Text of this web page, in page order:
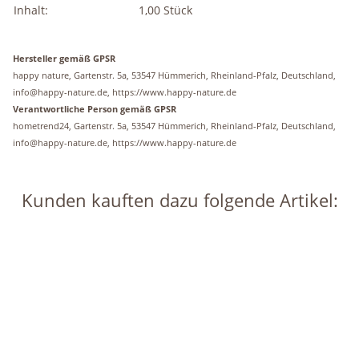
Inhalt:
1,00 Stück
Hersteller gemäß GPSR
happy nature, Gartenstr. 5a, 53547 Hümmerich, Rheinland-Pfalz, Deutschland,
info@happy-nature.de, https://www.happy-nature.de
Verantwortliche Person gemäß GPSR
hometrend24, Gartenstr. 5a, 53547 Hümmerich, Rheinland-Pfalz, Deutschland,
info@happy-nature.de, https://www.happy-nature.de
Kunden kauften dazu folgende Artikel: